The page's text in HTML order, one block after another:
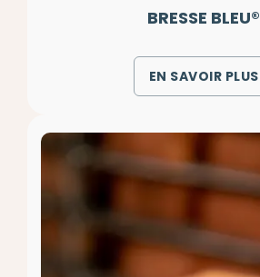
BRESSE BLEU®
EN SAVOIR PLUS